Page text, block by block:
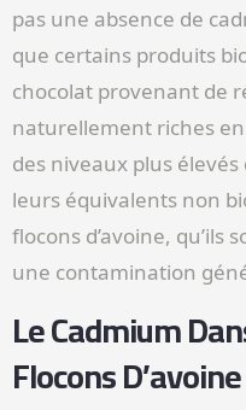
pas une absence de
que certains produits
chocolat provenant de
naturellement riches
des niveaux plus
leurs équivalents non
flocons d’avoine,
une contamination
Le Cadmium
Flocons D’avoine